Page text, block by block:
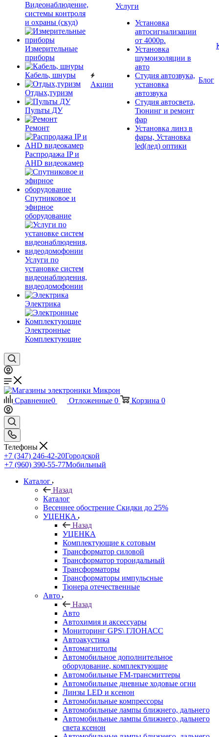
Видеонаблюдение,
системы контроля
и охраны (скуд)
Измерительные
приборы
Кабель, шнуры
Отдых,туризм
Пульты ДУ
Ремонт
Распродажа IP и
AHD видеокамер
Спутниковое и
эфирное
оборудование
Услуги по
установке систем
видеонаблюдения,
видеодомофонии
Электрика
Электронные
Комплектующие
Акции
Услуги
Установка
автосигнализации
от 4000р.
Установка
шумоизоляции в
авто
Студия автозвука,
установка
автозвука
Студия автосвета,
Тюнинг и ремонт
фар
Установка линз в
фары, Установка
led(лед) оптики
Блог
Сравнение0 Отложенные 0 Корзина 0
Телефоны
+7 (347) 246-42-20Городской
+7 (960) 390-55-77Мобильный
Каталог
Назад
Каталог
Весеннее обострение Скидки до 25%
УЦЕНКА
Назад
УЦЕНКА
Комплектующие к сотовым
Трансформатор силовой
Трансформатор тороидальный
Трансформаторы
Трансформаторы импульсные
Тюнера отечественные
Авто
Назад
Авто
Автохимия и аксессуары
Мониторинг GPS\ ГЛОНАСС
Автоакустика
Автомагнитолы
Автомобильное дополнительное
оборудование, комплектующие
Автомобильные FM-трансмиттеры
Автомобильные дневные ходовые огни
Линзы LED и ксенон
Автомобильные компрессоры
Автомобильные лампы ближнего, дальнего
Автомобильные лампы ближнего, дальнего
света ксенон